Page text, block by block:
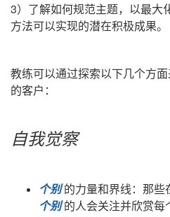
3）了解如何规范主题，以最大
方法可以实现的潜在积极成果。
教练可以通过探索以下几个方
的客户：
自我觉察
个别 的力量和界线：那
个别的人会关注并欣赏